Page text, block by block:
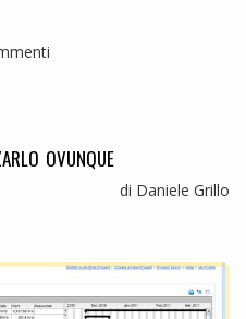
ovunque
di Daniele Grillo